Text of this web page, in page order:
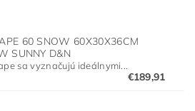
60 SNOW 60X30X36CM
SUNNY D&N
sa vyznačujú ideálnymi...
€189,91